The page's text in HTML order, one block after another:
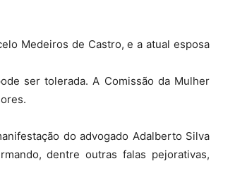
Medeiros de Castro, e a atual esposa
ser tolerada. A Comissão da Mulher
do advogado Adalberto Silva
dentre outras falas pejorativas,